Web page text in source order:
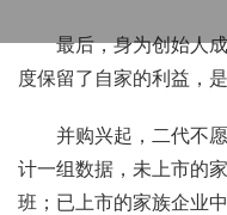
最后，身为创始人
度保留了自家的利益，
并购兴起，二代不
计一组数据，未上市的
班；已上市的家族企业